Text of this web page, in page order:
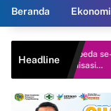
Beranda Ekonomi
Headline
Bappeda se-